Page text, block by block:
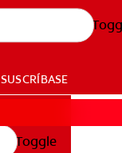
SUSCRÍBASE
Toggle